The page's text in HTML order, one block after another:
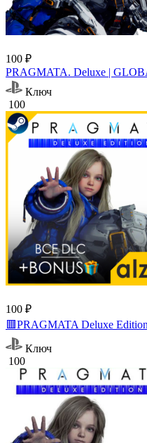
100 ₽
PRAGMATA. Deluxe |
Ключ
100
100 ₽
🟥PRAGMATA Deluxe
Ключ
100